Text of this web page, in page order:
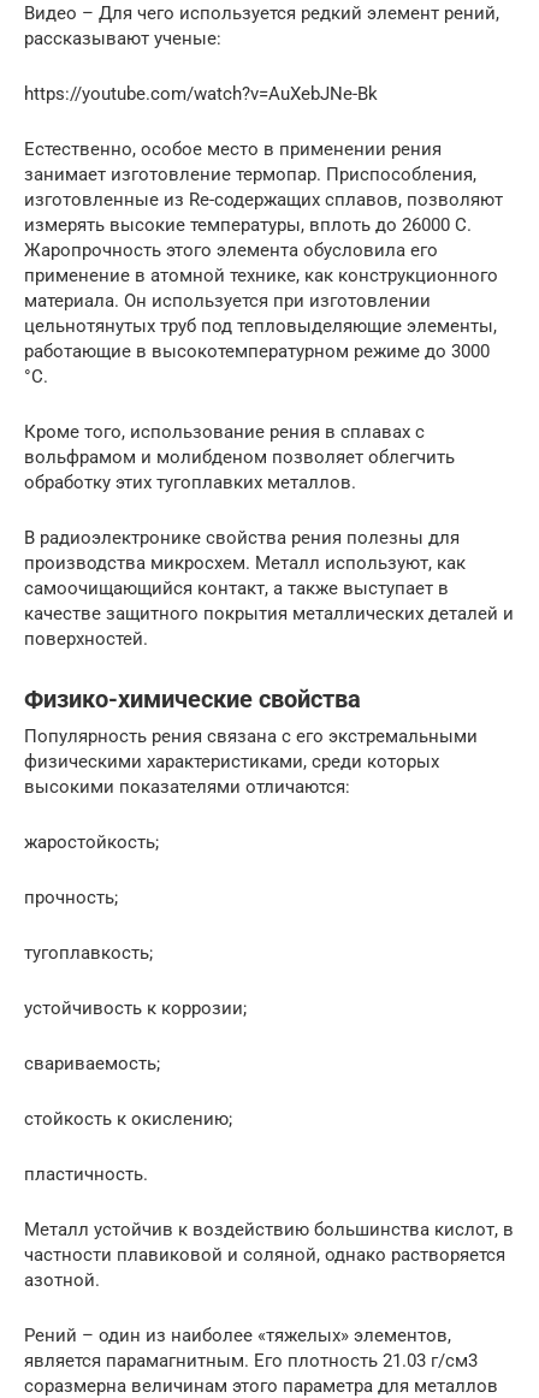
Видео – Для чего используется редкий элемент рений,
рассказывают ученые:
https://youtube.com/watch?v=AuXebJNe-Bk
Естественно, особое место в применении рения
занимает изготовление термопар. Приспособления,
изготовленные из Re-содержащих сплавов, позволяют
измерять высокие температуры, вплоть до 26000 C.
Жаропрочность этого элемента обусловила его
применение в атомной технике, как конструкционного
материала. Он используется при изготовлении
цельнотянутых труб под тепловыделяющие элементы,
работающие в высокотемпературном режиме до 3000
°C.
Кроме того, использование рения в сплавах с
вольфрамом и молибденом позволяет облегчить
обработку этих тугоплавких металлов.
В радиоэлектронике свойства рения полезны для
производства микросхем. Металл используют, как
самоочищающийся контакт, а также выступает в
качестве защитного покрытия металлических деталей и
поверхностей.
Физико-химические свойства
Популярность рения связана с его экстремальными
физическими характеристиками, среди которых
высокими показателями отличаются:
жаростойкость;
прочность;
тугоплавкость;
устойчивость к коррозии;
свариваемость;
стойкость к окислению;
пластичность.
Металл устойчив к воздействию большинства кислот, в
частности плавиковой и соляной, однако растворяется
азотной.
Рений – один из наиболее «тяжелых» элементов,
является парамагнитным. Его плотность 21.03 г/см3
соразмерна величинам этого параметра для металлов